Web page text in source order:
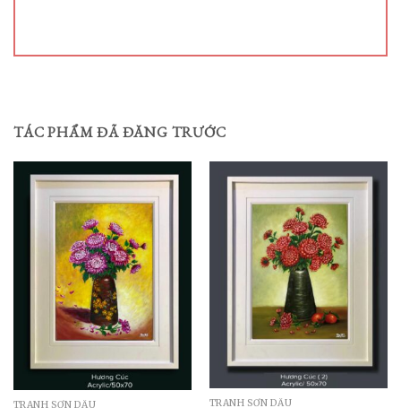
TÁC PHẨM ĐÃ ĐĂNG TRƯỚC
TRANH SƠN DẦU TRANH SƠN DẦU